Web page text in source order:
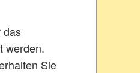
das
werden.
Sie